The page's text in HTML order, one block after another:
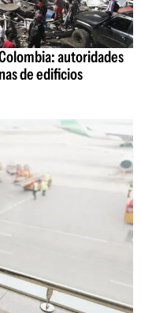
autoridades
de edificios